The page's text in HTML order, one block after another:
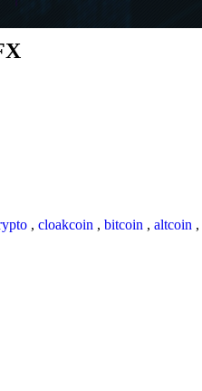
, cloakcoin , bitcoin , altcoin ,